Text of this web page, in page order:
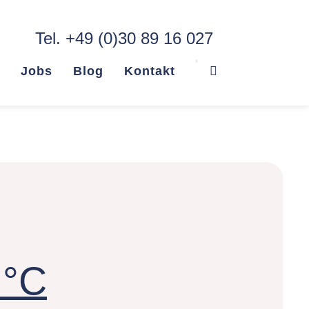
Tel. +49 (0)30 89 16 027
Jobs Blog Kontakt